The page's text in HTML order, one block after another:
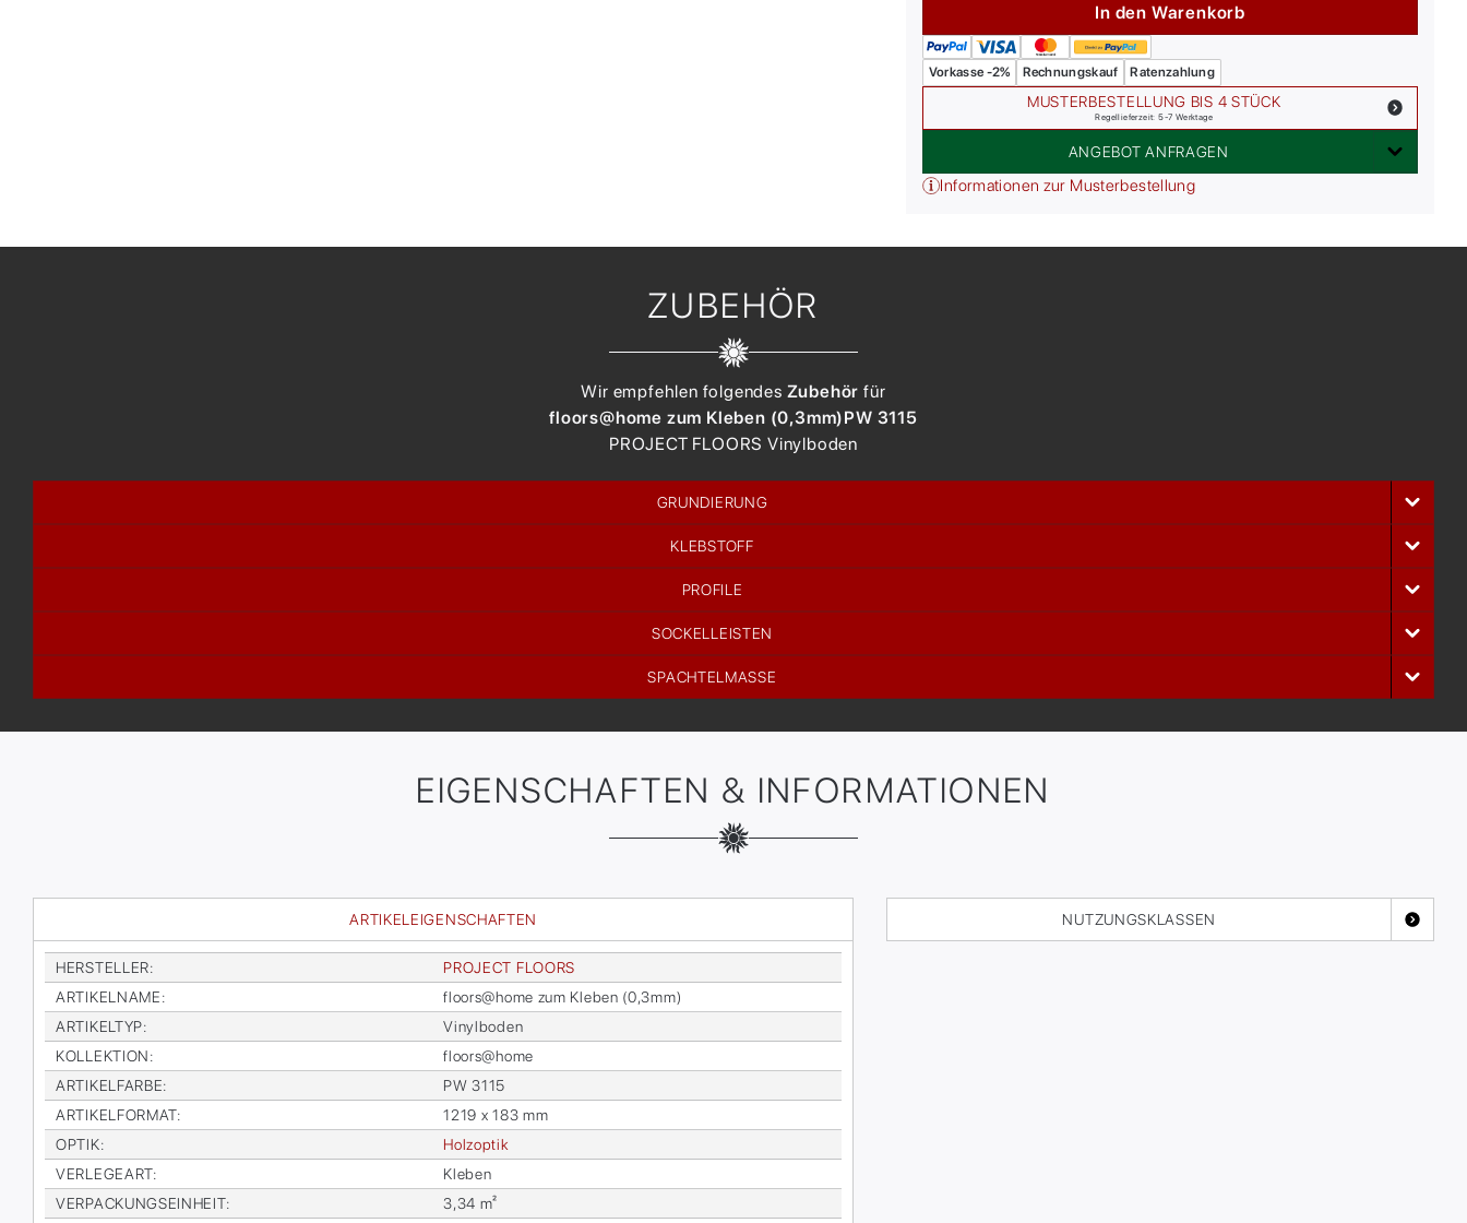
In den Warenkorb
Vorkasse -2% Rechnungskauf Ratenzahlung
MUSTERBESTELLUNG BIS 4 STÜCK
Regellieferzeit: 5-7 Werktage
ANGEBOT ANFRAGEN
Informationen zur Musterbestellung
ZUBEHÖR
Wir empfehlen folgendes Zubehör für
floors@home zum Kleben (0,3mm)PW 3115
PROJECT FLOORS Vinylboden
GRUNDIERUNG
KLEBSTOFF
PROFILE
SOCKELLEISTEN
SPACHTELMASSE
EIGENSCHAFTEN & INFORMATIONEN
ARTIKELEIGENSCHAFTEN
HER­STEL­LER:
PRO­JECT FLOORS
AR­TI­KEL­NA­ME:
floors@home zum Kle­ben (0,3mm)
AR­TI­KEL­TYP:
Vi­nyl­bo­den
KOL­LEK­TI­ON:
floors@home
AR­TI­KEL­FAR­BE:
PW 3115
AR­TI­KEL­FOR­MAT:
1219 x 183 mm
OP­TIK:
Holz­op­tik
VER­LE­GE­ART:
Kle­ben
VER­PA­CKUNGS­EIN­HEIT:
3,34 m²
NUTZUNGSKLASSEN